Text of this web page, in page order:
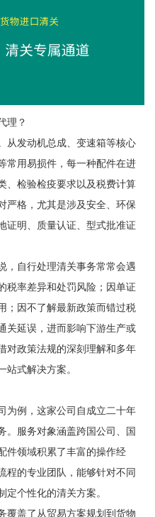
理？
从发动机总成、变速箱等核心
常用易损件，每一种配件在进
、检验检疫要求以及税费计算
严格，尤其是涉及安全、环保
证明、质量认证、型式批准证
，自行处理清关事务常常会遇
税率差异和处罚风险；因单证
；因不了解最新政策而错过税
关延误，进而影响下游生产或
对政策法规的深刻理解和多年
站式解决方案。
为例，这家公司自成立二十年
。服务对象涵盖跨国公司、国
件领域积累了丰富的操作经
程的专业团队，能够针对不同
个性化的清关方案。
覆盖了从贸易方案规划到货物